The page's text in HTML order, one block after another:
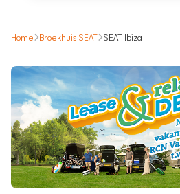
Home Broekhuis SEAT SEAT Ibiza